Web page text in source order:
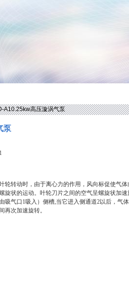
A10.25kw高压漩涡气泵
泵
轮转动时，由于离心力的作用，风向标促使气
旋状的运动。叶轮刀片之间的空气呈螺旋状加
吸气口1吸入）侧槽,当它进入侧通道2以后，气体
再次加速旋转。